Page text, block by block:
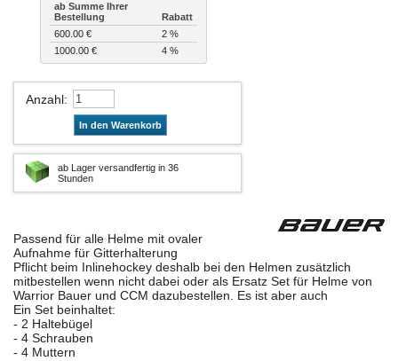
ab Summe Ihrer
Bestellung
Rabatt
600.00 €
2 %
1000.00 €
4 %
Anzahl:
In den Warenkorb
ab Lager versandfertig in 36
Stunden
Passend für alle Helme mit ovaler
Aufnahme für Gitterhalterung
Pflicht beim Inlinehockey deshalb bei den Helmen zusätzlich
mitbestellen wenn nicht dabei oder als Ersatz Set für Helme von
Warrior Bauer und CCM dazubestellen. Es ist aber auch
Ein Set beinhaltet:
- 2 Haltebügel
- 4 Schrauben
- 4 Muttern